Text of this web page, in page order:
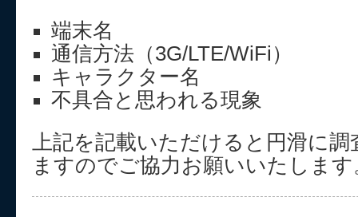
端末名
通信方法（3G/LTE/WiFi）
キャラクター名
不具合と思われる現象
上記を記載いただけると円滑に
ますのでご協力お願いいたします